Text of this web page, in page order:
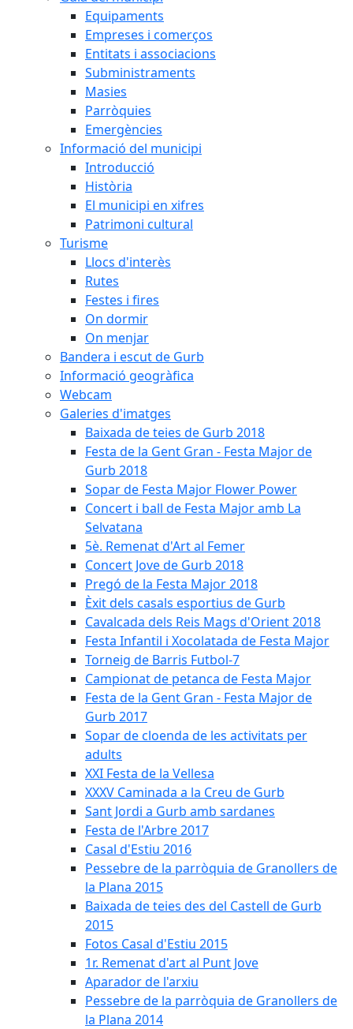
Equipaments
Empreses i comerços
Entitats i associacions
Subministraments
Masies
Parròquies
Emergències
Informació del municipi
Introducció
Història
El municipi en xifres
Patrimoni cultural
Turisme
Llocs d'interès
Rutes
Festes i fires
On dormir
On menjar
Bandera i escut de Gurb
Informació geogràfica
Webcam
Galeries d'imatges
Baixada de teies de Gurb 2018
Festa de la Gent Gran - Festa Major de
Gurb 2018
Sopar de Festa Major Flower Power
Concert i ball de Festa Major amb La
Selvatana
5è. Remenat d'Art al Femer
Concert Jove de Gurb 2018
Pregó de la Festa Major 2018
Èxit dels casals esportius de Gurb
Cavalcada dels Reis Mags d'Orient 2018
Festa Infantil i Xocolatada de Festa Major
Torneig de Barris Futbol-7
Campionat de petanca de Festa Major
Festa de la Gent Gran - Festa Major de
Gurb 2017
Sopar de cloenda de les activitats per
adults
XXI Festa de la Vellesa
XXXV Caminada a la Creu de Gurb
Sant Jordi a Gurb amb sardanes
Festa de l'Arbre 2017
Casal d'Estiu 2016
Pessebre de la parròquia de Granollers de
la Plana 2015
Baixada de teies des del Castell de Gurb
2015
Fotos Casal d'Estiu 2015
1r. Remenat d'art al Punt Jove
Aparador de l'arxiu
Pessebre de la parròquia de Granollers de
la Plana 2014